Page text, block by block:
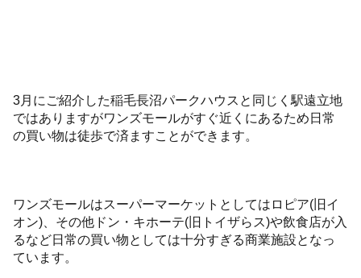
3月にご紹介した稲毛長沼パークハウスと同じく駅遠立地
ではありますがワンズモールがすぐ近くにあるため日常
の買い物は徒歩で済ますことができます。
ワンズモールはスーパーマーケットとしてはロピア(旧イ
オン)、その他ドン・キホーテ(旧トイザらス)や飲食店が入
るなど日常の買い物としては十分すぎる商業施設となっ
ています。